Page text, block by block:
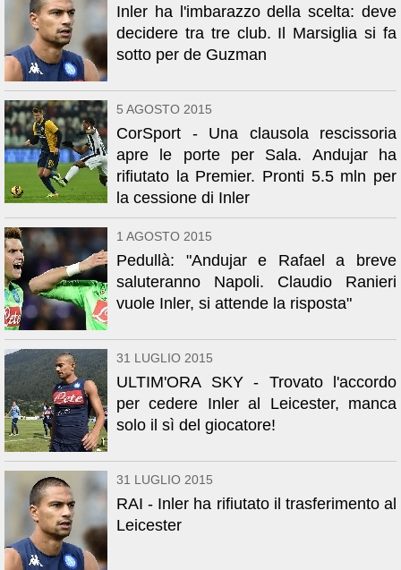
Inler ha l'imbarazzo della scelta: deve
decidere tra tre club. Il Marsiglia si fa
sotto per de Guzman
5 AGOSTO 2015
CorSport - Una clausola rescissoria
apre le porte per Sala. Andujar ha
rifiutato la Premier. Pronti 5.5 mln per
la cessione di Inler
1 AGOSTO 2015
Pedullà: "Andujar e Rafael a breve
saluteranno Napoli. Claudio Ranieri
vuole Inler, si attende la risposta"
31 LUGLIO 2015
ULTIM'ORA SKY - Trovato l'accordo
per cedere Inler al Leicester, manca
solo il sì del giocatore!
31 LUGLIO 2015
RAI - Inler ha rifiutato il trasferimento al
Leicester